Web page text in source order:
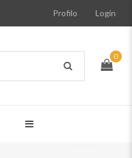
Profilo Login
0